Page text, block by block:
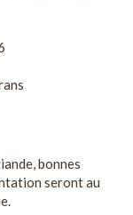
bonnes
seront au